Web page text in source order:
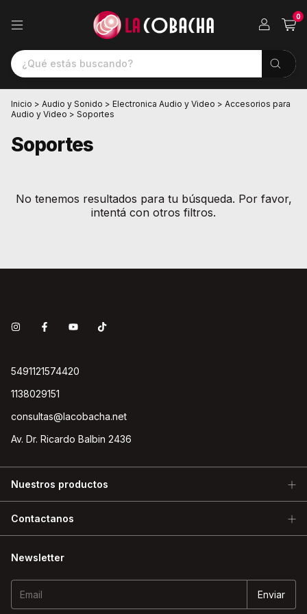
0
Inicio > Audio y Sonido > Electronica Audio y Video > Accesorios para
Audio y Video > Soportes
Soportes
No tenemos resultados para tu búsqueda. Por favor,
intentá con otros filtros.
5491121574420
1138029151
consultas@lacobacha.net
Av. Dr. Ricardo Balbin 2436
Nuestros productos
Contactanos
Newsletter